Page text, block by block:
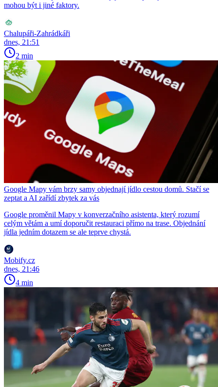
mohou být i jiné faktory.
Chalupáři-Zahrádkáři
dnes, 21:51
2 min
Google Mapy vám brzy samy objednají jídlo cestou domů. Stačí se
zeptat a AI zařídí zbytek za vás
Google proměnil Mapy v konverzačního asistenta, který rozumí
celým větám a umí doporučit restauraci přímo na trase. Objednání
jídla jedním dotazem se ale teprve chystá.
Mobify.cz
dnes, 21:46
4 min